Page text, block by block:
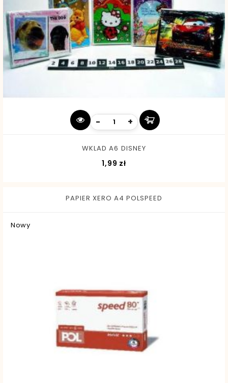
- +
WKLAD A6 DISNEY
1,99 zł
PAPIER XERO A4 POLSPEED
Nowy